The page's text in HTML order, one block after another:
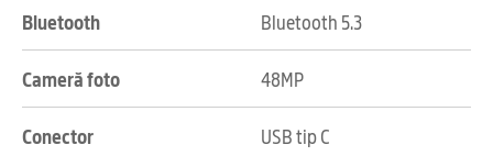
Bluetooth Bluetooth 5.3
Cameră foto 48MP
Conector USB tip C